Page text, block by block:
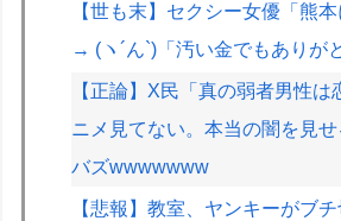
【世も末】セクシー女優「熊
→ (ヽ´ん`)「汚い金でもありが
【正論】X民「真の弱者男性
ニメ見てない。本当の闇を見
バズwwwwwww
【悲報】教室、ヤンキーがブ